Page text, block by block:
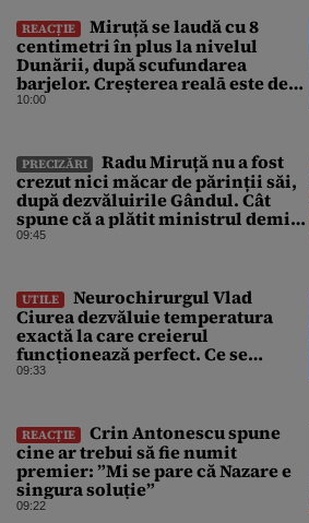
REACȚIE
Miruță se laudă cu 8
centimetri în plus la nivelul
Dunării, după scufundarea
barjelor. Creșterea realā este de
doar 4 centimetri
10:00
PRECIZĂRI
Radu Miruță nu a fost
crezut nici măcar de părinții săi,
după dezvăluirile Gândul. Cât
spune că a plătit ministrul demis
pentru vacanța la 5 stele în Turcia
09:45
UTILE
Neurochirurgul Vlad
Ciurea dezvăluie temperatura
exactă la care creierul
funcționează perfect. Ce se
întâmplă când afară sunt peste 35
09:33
REACȚIE
Crin Antonescu spune
cine ar trebui să fie numit
premier: ”Mi se pare că Nazare e
singura soluție”
09:22